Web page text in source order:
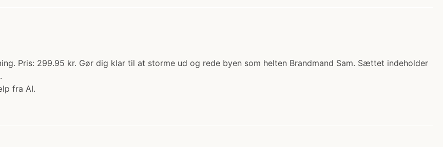
Pris: 299.95 kr. Gør dig klar til at storme ud og rede byen som helten Brandmand Sam. Sættet indeholder
fra AI.